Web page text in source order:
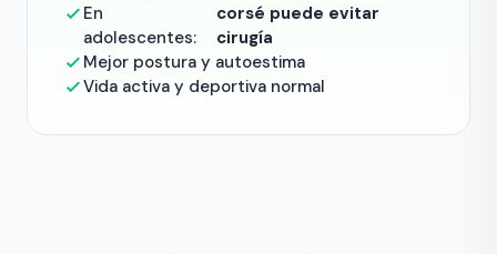
En
adolescentes:
corsé puede evitar
cirugía
Mejor postura y autoestima
Vida activa y deportiva normal